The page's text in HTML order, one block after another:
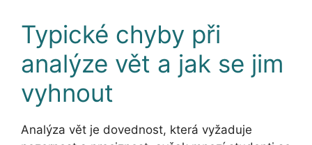
Typické chyby při
analýze vět a jak se jim
vyhnout
Analýza vět je dovednost, která vyžaduje